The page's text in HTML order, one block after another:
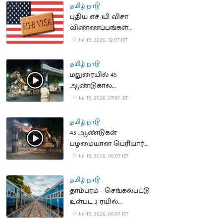
தமிழ் நாடு
புதிய எச்-1பி விசா
விண்ணப்பங்கள்
ஏற்கப்படாது என
Jul 19, 2026, 12:07 IST
தமிழ் நாடு
மதுரையில் 45
ஆண்டுகால
பழமையான பெரியார்
Jul 19, 2026, 07:07 IST
தமிழ் நாடு
45 ஆண்டுகள்
பழமையான பெரியார்
ஆர்ச் அகற்றம்
Jul 19, 2026, 06:07 IST
தமிழ் நாடு
தாம்பரம் - செங்கல்பட்டு
உள்பட 3 ரயில்
திட்டங்களுக்கு ஒப்புதல்
Jul 19, 2026, 06:07 IST